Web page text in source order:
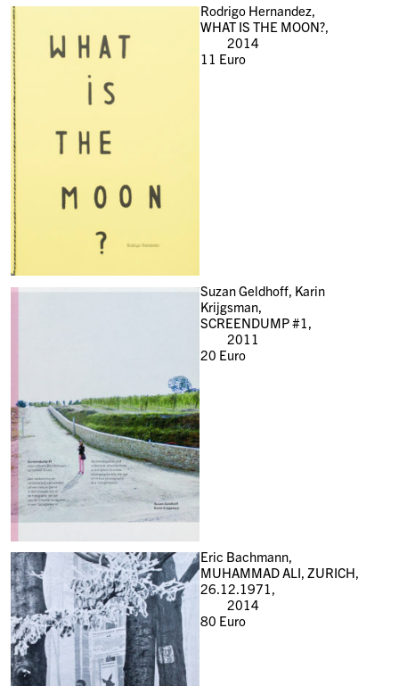
Rodrigo Hernandez,
WHAT IS THE MOON?,
2014
11 Euro
Suzan Geldhoff, Karin
Krijgsman,
SCREENDUMP #1,
2011
20 Euro
Eric Bachmann,
MUHAMMAD ALI, ZURICH,
26.12.1971,
2014
80 Euro